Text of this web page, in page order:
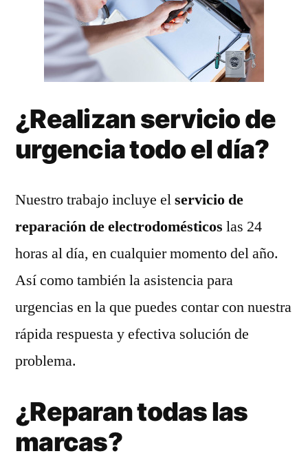
¿Realizan servicio de
urgencia todo el día?
Nuestro trabajo incluye elservicio de
reparación de electrodomésticos las 24
horas al día, en cualquier momento del año.
Así como también la asistencia para
urgencias en la que puedes contar con nuestra
rápida respuesta y efectiva solución de
problema.
¿Reparan todas las
marcas?